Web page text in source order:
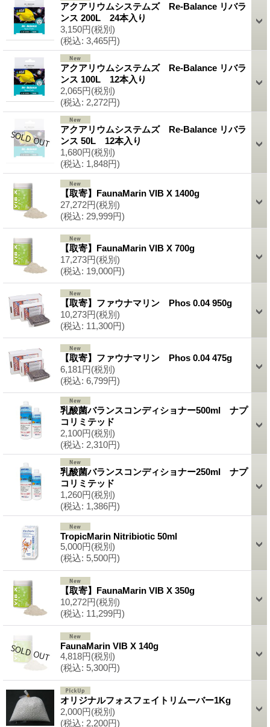
アクアリウムシステムズ Re-Balance リバラ
ンス 200L 24本入り
3,150円(税別)
(税込: 3,465円)
アクアリウムシステムズ Re-Balance リバラ
ンス 100L 12本入り
2,065円(税別)
(税込: 2,272円)
アクアリウムシステムズ Re-Balance リバラ
ンス 50L 12本入り
1,680円(税別)
(税込: 1,848円)
【取寄】FaunaMarin VIB X 1400g
27,272円(税別)
(税込: 29,999円)
【取寄】FaunaMarin VIB X 700g
17,273円(税別)
(税込: 19,000円)
【取寄】ファウナマリン Phos 0.04 950g
10,273円(税別)
(税込: 11,300円)
【取寄】ファウナマリン Phos 0.04 475g
6,181円(税別)
(税込: 6,799円)
乳酸菌バランスコンディショナー500ml ナプ
コリミテッド
2,100円(税別)
(税込: 2,310円)
乳酸菌バランスコンディショナー250ml ナプ
コリミテッド
1,260円(税別)
(税込: 1,386円)
TropicMarin Nitribiotic 50ml
5,000円(税別)
(税込: 5,500円)
【取寄】FaunaMarin VIB X 350g
10,272円(税別)
(税込: 11,299円)
FaunaMarin VIB X 140g
4,818円(税別)
(税込: 5,300円)
オリジナルフォスフェイトリムーバー1Kg
2,000円(税別)
(税込: 2,200円)